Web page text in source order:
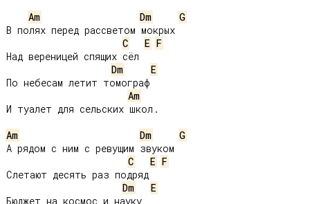
Am
Dm
G
В полях перед рассветом мокрых
C
E F
Над вереницей спящих сёл
Dm
E
По небесам летит томограф
Am
И туалет для сельских школ.
Am
Dm
G
А рядом с ним с ревущим звуком
C
E F
Слетают десять раз подряд
Dm
E
Бюджет на космос и науку,